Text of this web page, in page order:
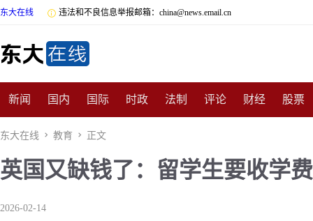
东大在线  违法和不良信息举报邮箱：china@news.email.cn
新闻 国内 国际 时政 法制 评论 财经 股票
数码 民俗 招商
非遗 公益 娱乐 游戏 影视 明星 时尚 体育
东大在线  教育  正文
英国又缺钱了：留学生要收学
2026-02-14